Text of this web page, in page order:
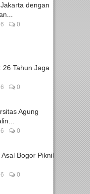
dengan
0
26 Tahun Jaga
0
Agung
0
Bogor Piknik
0